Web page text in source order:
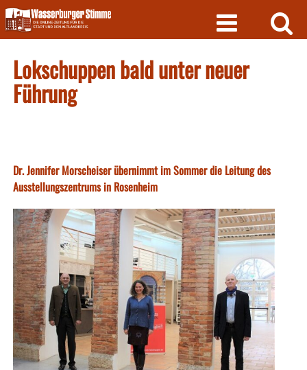
Skip
to
content
Lokschuppen bald unter neuer
Führung
Dr. Jennifer Morscheiser übernimmt im Sommer die Leitung des
Ausstellungszentrums in Rosenheim